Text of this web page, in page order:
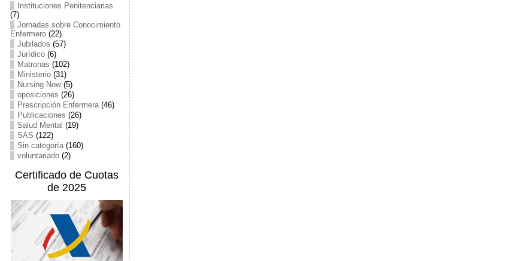
Instituciones Penitenciarias
(7)
Jornadas sobre Conocimiento
Enfermero(22)
Jubilados (57)
Jurídico(6)
Matronas (102)
Ministerio(31)
Nursing Now(5)
oposiciones (26)
Prescripción Enfermera(46)
Publicaciones (26)
Salud Mental (19)
SAS (122)
Sin categoría(160)
voluntariado(2)
Certificado de Cuotas
de 2025